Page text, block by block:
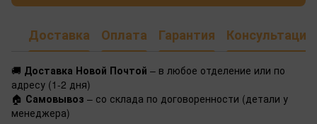
Доставка Оплата Гарантия Консультация
🚚 Доставка Новой Почтой – в любое отделение или по
адресу (1-2 дня)
🏠 Самовывоз – со склада по договоренности (детали у
менеджера)